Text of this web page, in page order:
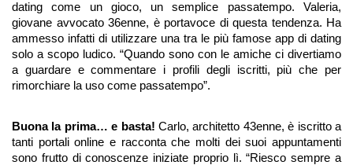
dating come un gioco, un semplice passatempo. Valeria,
giovane avvocato 36enne, è portavoce di questa tendenza. Ha
ammesso infatti di utilizzare una tra le più famose app di dating
solo a scopo ludico. “Quando sono con le amiche ci divertiamo
a guardare e commentare i profili degli iscritti, più che per
rimorchiare la uso come passatempo”.
Buona la prima… e basta! Carlo, architetto 43enne, è iscritto a
tanti portali online e racconta che molti dei suoi appuntamenti
sono frutto di conoscenze iniziate proprio lì. “Riesco sempre a